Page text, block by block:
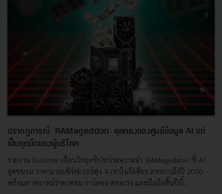
ปรากฏการณ์ ‘RAMageddon’ ยุคทองของศูนย์ข้อมูล AI แต่
เป็นยุคมืดของผู้บริโภค
รายงาน Deloitte เตือนวิกฤตชิปหน่วยความจำ 'RAMageddon' ที่ AI
จุดชนวน ราคาแรมเซิร์ฟเวอร์พุ่ง 4 เท่าในปีเดียว ลากยาวถึงปี 2030
พร้อมคาดการณ์ราคาคอม การ์ดจอ สตอเรจ และมือถือสิ้นปีนี้...